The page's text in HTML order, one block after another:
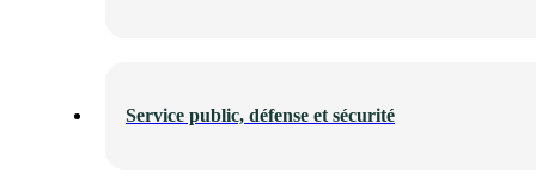
Service public, défense et sécurité